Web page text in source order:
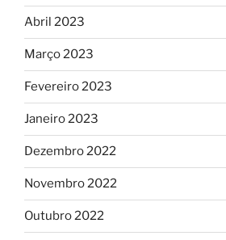
Abril 2023
Março 2023
Fevereiro 2023
Janeiro 2023
Dezembro 2022
Novembro 2022
Outubro 2022